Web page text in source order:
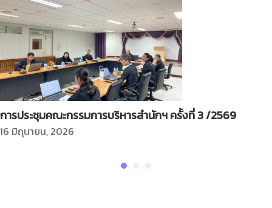
การประชุมคณะกรรมการบริหารสำนักฯ ครั้งที่ 3 /2569
16 มิถุนายน, 2026